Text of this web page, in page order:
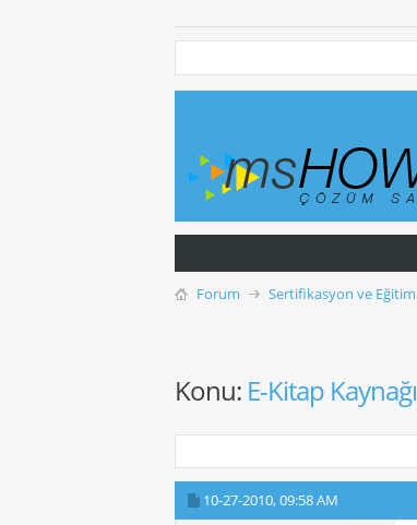
Forum Sertifikasyon ve Eğitim
Konu: E-Kitap Kaynağı
10-27-2010,09:58 AM